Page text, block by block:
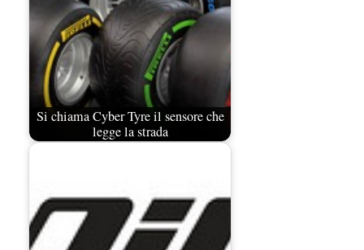
Si chiama Cyber Tyre il sensore che
legge la strada